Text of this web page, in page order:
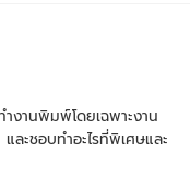
งานพิมพ์โดยเฉพาะงาน
ะชอบทำอะไรที่พิเศษและ